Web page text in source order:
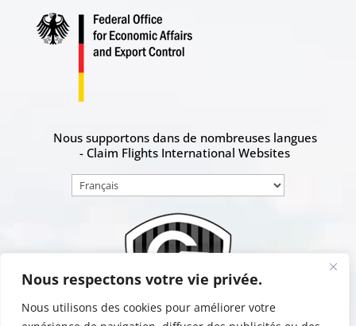
Nous respectons votre vie privée.
Nous utilisons des cookies pour améliorer votre
Nous supportons dans de nombreuses langues
- Claim Flights International Websites
Choisir
une